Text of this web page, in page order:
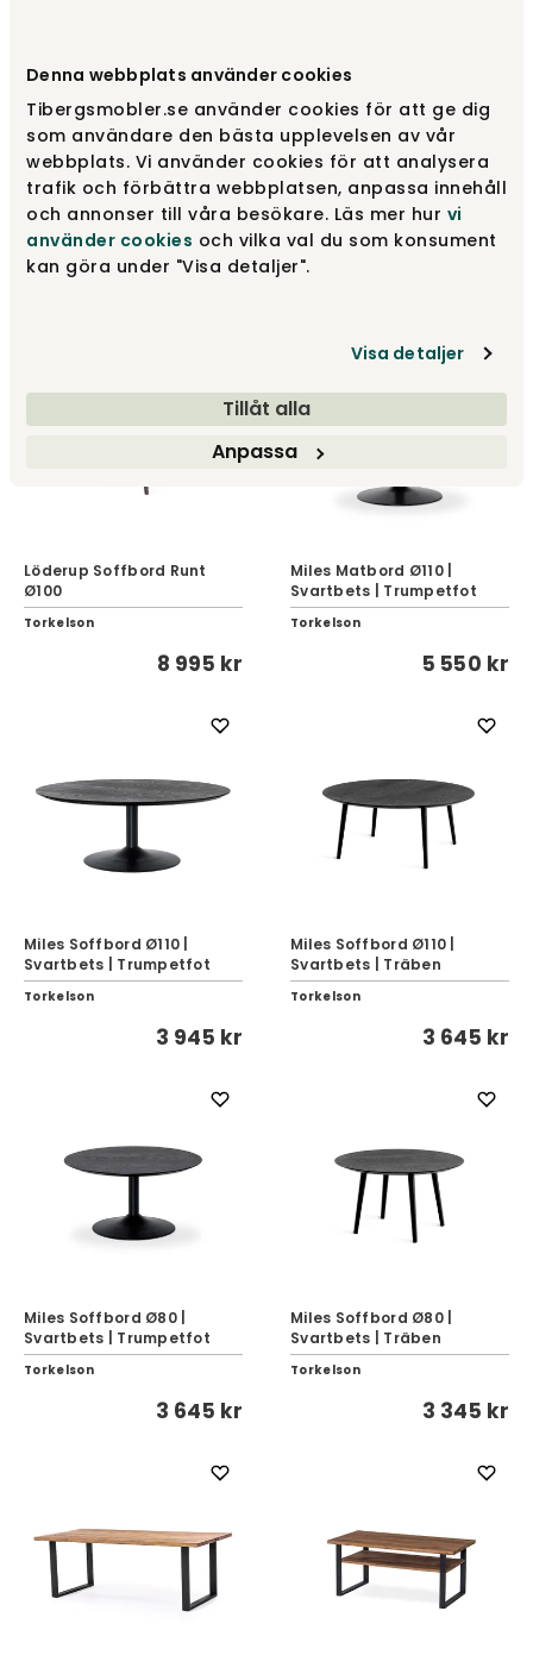
Denna webbplats använder cookies
Tibergsmobler.se använder cookies för att ge dig
som användare den bästa upplevelsen av vår
webbplats. Vi använder cookies för att analysera
trafik och förbättra webbplatsen, anpassa innehåll
och annonser till våra besökare. Läs mer hur vi
använder cookies och vilka val du som konsument
kan göra under "Visa detaljer".
Visa detaljer
Tillåt alla
Anpassa
Lime Soffbord 70x70 |
Svartbetsad ask | Svart
metall
Torkelson
Löderup Matbord Runt
Ø135
Torkelson
Löderup Soffbord Runt
Ø100
Torkelson
8 995 kr
Miles Matbord Ø110 |
Svartbets | Trumpetfot
Torkelson
5 550 kr
Miles Soffbord Ø110 |
Svartbets | Trumpetfot
Torkelson
3 945 kr
Miles Soffbord Ø110 |
Svartbets | Träben
Torkelson
3 645 kr
Miles Soffbord Ø80 |
Svartbets | Trumpetfot
Torkelson
3 645 kr
Miles Soffbord Ø80 |
Svartbets | Träben
Torkelson
3 345 kr